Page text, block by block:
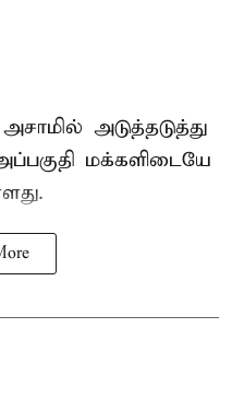
அடுத்தடுத்து
மக்களிடையே